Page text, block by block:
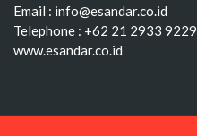
Email : info@esandar.co.id
Telephone : +62 21 2933 9229
www.esandar.co.id